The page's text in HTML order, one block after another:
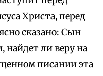
Христа, перед
сказано: Сын
ли веру на
писании эта